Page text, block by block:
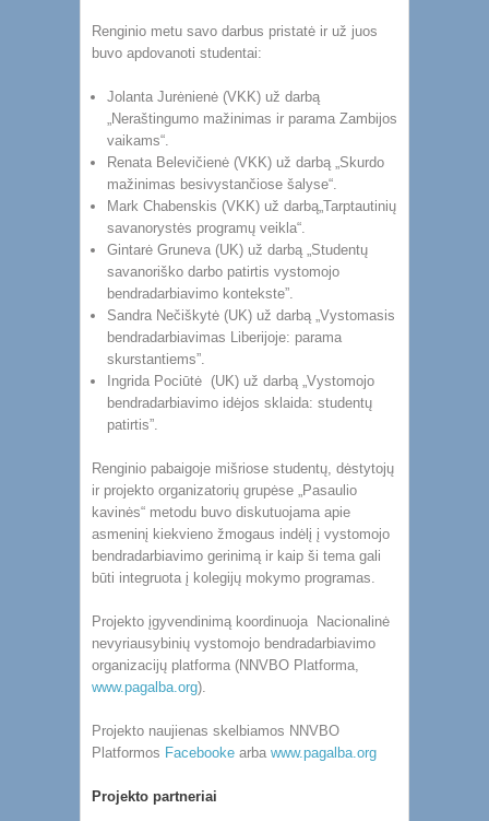
Renginio metu savo darbus pristatė ir už juos
buvo apdovanoti studentai:
Jolanta Jurėnienė (VKK) už darbą
„Neraštingumo mažinimas ir parama Zambijos
vaikams“.
Renata Belevičienė (VKK) už darbą „Skurdo
mažinimas besivystančiose šalyse“.
Mark Chabenskis (VKK) už darbą„Tarptautinių
savanorystės programų veikla“.
Gintarė Gruneva (UK) už darbą „Studentų
savanoriško darbo patirtis vystomojo
bendradarbiavimo kontekste”.
Sandra Nečiškytė (UK) už darbą „Vystomasis
bendradarbiavimas Liberijoje: parama
skurstantiems”.
Ingrida Pociūtė (UK) už darbą „Vystomojo
bendradarbiavimo idėjos sklaida: studentų
patirtis”.
Renginio pabaigoje mišriose studentų, dėstytojų
ir projekto organizatorių grupėse „Pasaulio
kavinės“ metodu buvo diskutuojama apie
asmeninį kiekvieno žmogaus indėlį į vystomojo
bendradarbiavimo gerinimą ir kaip ši tema gali
būti integruota į kolegijų mokymo programas.
Projekto įgyvendinimą koordinuoja Nacionalinė
nevyriausybinių vystomojo bendradarbiavimo
organizacijų platforma (NNVBO Platforma,
www.pagalba.org).
Projekto naujienas skelbiamos NNVBO
Platformos Facebooke arba www.pagalba.org
Projekto partneriai